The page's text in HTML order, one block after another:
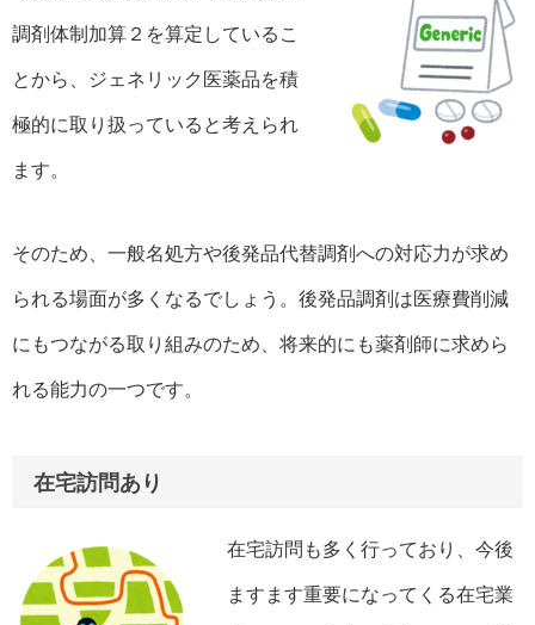
調剤体制加算２を算定しているこ
とから、ジェネリック医薬品を積
極的に取り扱っていると考えられ
ます。
そのため、一般名処方や後発品代替調剤への対応力が求め
られる場面が多くなるでしょう。後発品調剤は医療費削減
にもつながる取り組みのため、将来的にも薬剤師に求めら
れる能力の一つです。
在宅訪問あり
在宅訪問も多く行っており、今後
ますます重要になってくる在宅業